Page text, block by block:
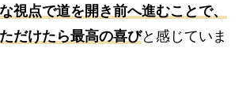
視点で道を開き前へ進むことで、
だけたら最高の喜びと感じていま